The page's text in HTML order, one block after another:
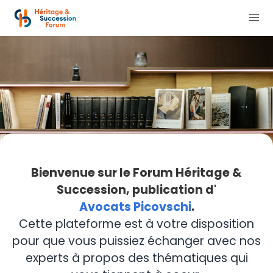
Bienvenue sur le Forum Héritage &
Succession, publication d'
Avocats Picovschi.
Cette plateforme est à votre disposition
pour que vous puissiez échanger avec nos
experts à propos des thématiques qui